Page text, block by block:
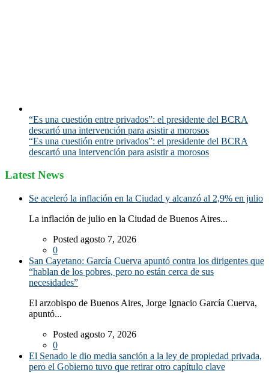
“Es una cuestión entre privados”: el presidente del BCRA
descartó una intervención para asistir a morosos
“Es una cuestión entre privados”: el presidente del BCRA
descartó una intervención para asistir a morosos
Latest News
Se aceleró la inflación en la Ciudad y alcanzó al 2,9% en julio
La inflación de julio en la Ciudad de Buenos Aires...
Posted agosto 7, 2026
0
San Cayetano: García Cuerva apuntó contra los dirigentes que
“hablan de los pobres, pero no están cerca de sus
necesidades”
El arzobispo de Buenos Aires, Jorge Ignacio García Cuerva,
apuntó...
Posted agosto 7, 2026
0
El Senado le dio media sanción a la ley de propiedad privada,
pero el Gobierno tuvo que retirar otro capítulo clave